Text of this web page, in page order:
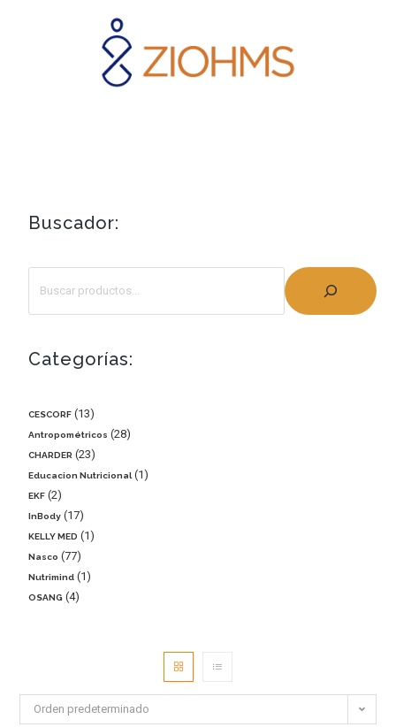
Buscador:
Categorías:
CESCORF 13
Antropométricos 28
CHARDER 23
Educacion Nutricional 1
EKF 2
InBody 17
KELLY MED 1
Nasco 77
Nutrimind 1
OSANG 4
Orden predeterminado